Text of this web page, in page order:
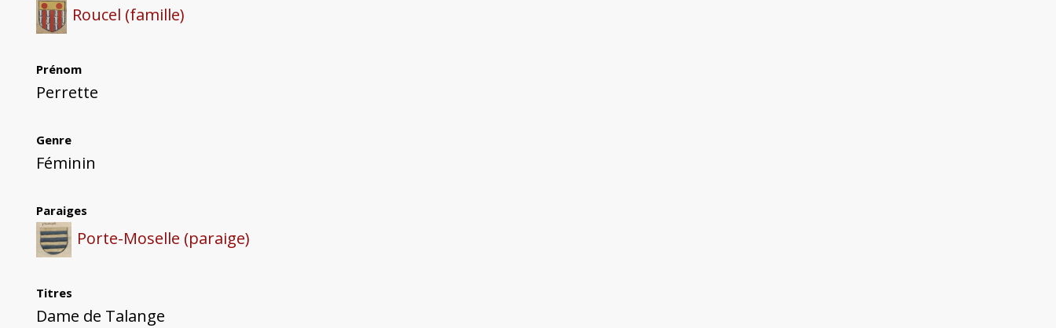
Roucel (famille)
Prénom
Perrette
Genre
Féminin
Paraiges
Porte-Moselle (paraige)
Titres
Dame de Talange